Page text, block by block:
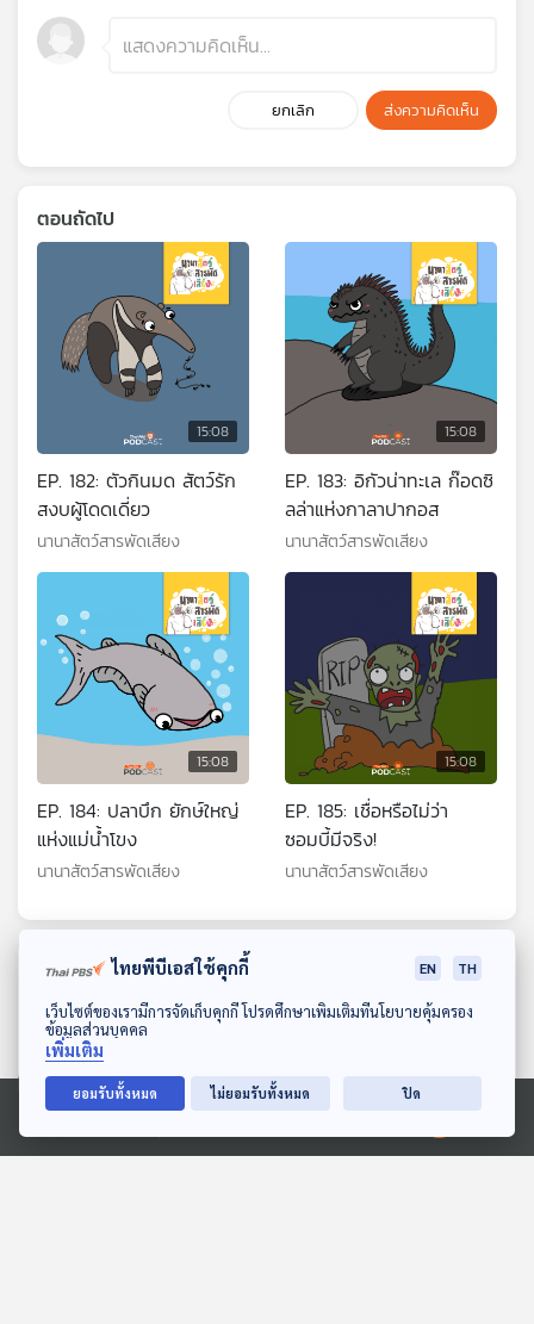
ดาวน์โหลด Thai PBS Podcast Application
Ⓒ 2020 องค์การกระจายเสียงและแพร่ภาพสาธารณะแห่งประเทศไทย
ยกเลิก ส่งความคิดเห็น
ตอนถัดไป
15:08
EP. 182: ตัวกินมด สัตว์รัก
สงบผู้โดดเดี่ยว
นานาสัตว์สารพัดเสียง
15:08
EP. 183: อิกัวน่าทะเล ก๊อดซิ
ลล่าแห่งกาลาปากอส
นานาสัตว์สารพัดเสียง
15:08
EP. 184: ปลาบึก ยักษ์ใหญ่
แห่งแม่น้ำโขง
นานาสัตว์สารพัดเสียง
15:08
EP. 185: เชื่อหรือไม่ว่า
ซอมบี้มีจริง!
นานาสัตว์สารพัดเสียง
ตอนที่เกี่ยวข้องไทยพีบีเอสใช้คุกกี้ EN TH
เว็บไซต์ของเรามีการจัดเก็บคุกกี้ โปรดศึกษาเพิ่มเติมที่นโยบายคุ้มครอง
ข้อมูลส่วนบุคคล
เพิ่มเติม
ยอมรับทั้งหมด ไม่ยอมรับทั้งหมด ปิด